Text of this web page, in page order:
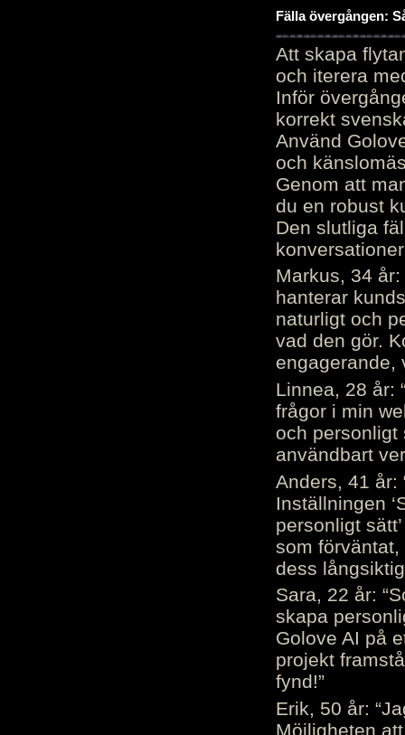
Fälla övergången:
Att skapa
och iterera
Inför
korrekt
Använd
och
Genom att
du en robust
Den slutliga
Markus, 34
hanterar
naturligt och
vad den gör.
engagerande,
Linnea, 28 år:
frågor i min
och personligt
användbart
Anders, 41 år:
Inställningen
personligt
som
dess
Sara, 22 år:
skapa
Golove AI på
projekt
fynd!”
Erik, 50 år:
Möjligheten